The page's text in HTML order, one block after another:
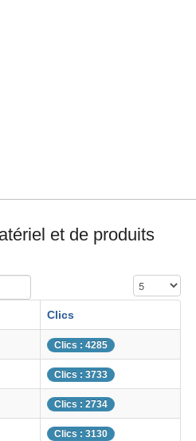
et de produits
Affichage #
Clics
Clics : 4285
Clics : 3733
Clics : 2734
Clics : 3130